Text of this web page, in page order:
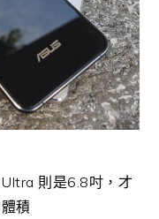
則是6.8吋，才
積